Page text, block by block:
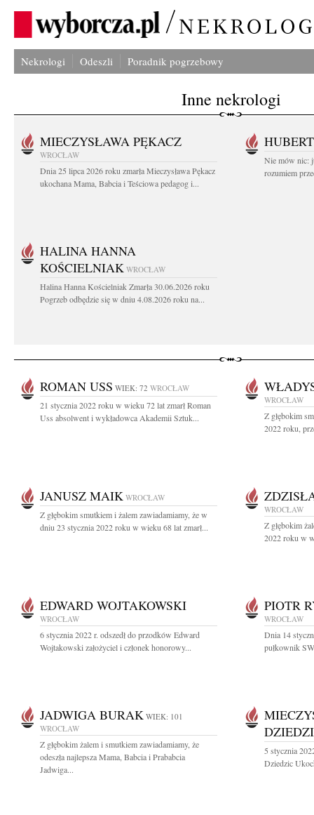
Nekrologi Odeszli Poradnik pogrzebowy
Inne nekrologi
MIECZYSŁAWA PĘKACZ
WROCŁAW
Dnia 25 lipca 2026 roku zmarła Mieczysława Pękacz
ukochana Mama, Babcia i Teściowa pedagog i...
Nie mów nic:
rozumiem
HALINA HANNA
KOŚCIELNIAK WROCŁAW
Halina Hanna Kościelniak Zmarła 30.06.2026 roku
Pogrzeb odbędzie się w dniu 4.08.2026 roku na...
ROMAN USS WIEK: 72 WROCŁAW
21 stycznia 2022 roku w wieku 72 lat zmarł Roman
Uss absolwent i wykładowca Akademii Sztuk...
WROCŁAW
Z głębokim
2022 roku,
JANUSZ MAIK WROCŁAW
Z głębokim smutkiem i żalem zawiadamiamy, że w
dniu 23 stycznia 2022 roku w wieku 68 lat zmarł...
WROCŁAW
Z głębokim
2022 roku w
EDWARD WOJTAKOWSKI
WROCŁAW
6 stycznia 2022 r. odszedł do przodków Edward
Wojtakowski założyciel i członek honorowy...
PIOTR
WROCŁAW
Dnia 14
pułkownik
JADWIGA BURAK WIEK: 101
WROCŁAW
Z głębokim żalem i smutkiem zawiadamiamy, że
odeszła najlepsza Mama, Babcia i Prababcia
Jadwiga...
5 stycznia
Dziedzic